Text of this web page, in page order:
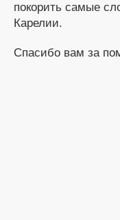
покорить самые
Карелии.
Спасибо вам за